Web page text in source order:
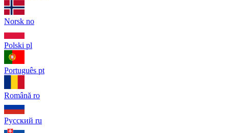
Norsk no
Polski pl
Português pt
Română ro
Русский ru